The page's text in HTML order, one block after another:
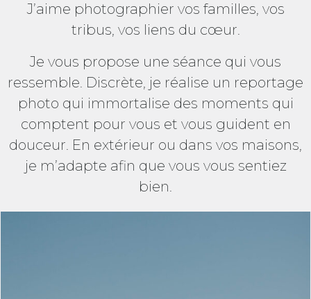
J’aime photographier vos familles, vos
tribus, vos liens du cœur.
Je vous propose une séance qui vous
ressemble. Discrète, je réalise un reportage
photo qui immortalise des moments qui
comptent pour vous et vous guident en
douceur. En extérieur ou dans vos maisons,
je m’adapte afin que vous vous sentiez
bien.